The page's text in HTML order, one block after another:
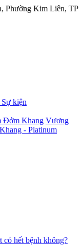
Phường Kim Liên, TP
kiện
Đởm Khang Vương
- Platinum
hết bệnh không?